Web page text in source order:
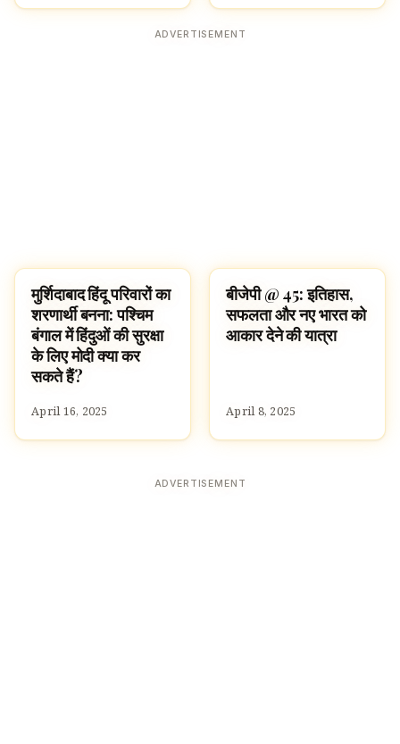
ADVERTISEMENT
HINDUISM
मुर्शिदाबाद हिंदू परिवारों का
शरणार्थी बनना: पश्चिम
बंगाल में हिंदुओं की सुरक्षा
के लिए मोदी क्या कर
सकते हैं?
April 16, 2025
HINDUISM
बीजेपी @ 45: इतिहास,
सफलता और नए भारत को
आकार देने की यात्रा
April 8, 2025
ADVERTISEMENT